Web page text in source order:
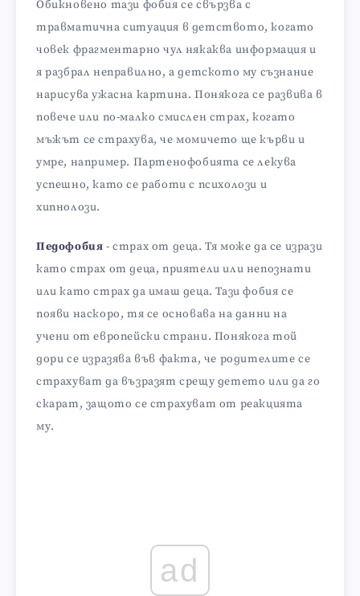
Обикновено тази фобия се свързва с
травматична ситуация в детството, когато
човек фрагментарно чул някаква информация и
я разбрал неправилно, а детското му съзнание
нарисува ужасна картина. Понякога се развива в
повече или по-малко смислен страх, когато
мъжът се страхува, че момичето ще кърви и
умре, например. Партенофобията се лекува
успешно, като се работи с психолози и
хипнолози.
Педофобия - страх от деца. Тя може да се изрази
като страх от деца, приятели или непознати
или като страх да имаш деца. Тази фобия се
появи наскоро, тя се основава на данни на
учени от европейски страни. Понякога той
дори се изразява във факта, че родителите се
страхуват да възразят срещу детето или да го
скарат, защото се страхуват от реакцията
му.
ad